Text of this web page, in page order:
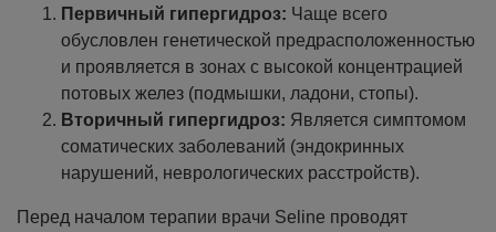
Первичный гипергидроз: Чаще всего
обусловлен генетической предрасположенностью
и проявляется в зонах с высокой концентрацией
потовых желез (подмышки, ладони, стопы).
Вторичный гипергидроз: Является симптомом
соматических заболеваний (эндокринных
нарушений, неврологических расстройств).
Перед началом терапии врачи Seline проводят